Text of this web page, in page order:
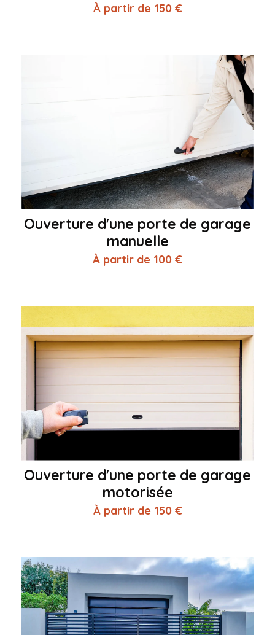
À partir de 150 €
Ouverture d'une porte de garage
manuelle
À partir de 100 €
Ouverture d'une porte de garage
motorisée
À partir de 150 €